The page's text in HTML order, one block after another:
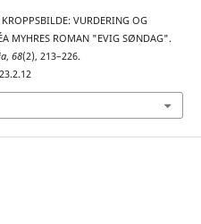
KROPPSBILDE: VURDERING OG
MYHRES ROMAN "EVIG SØNDAG".
, 68(2), 213–226.